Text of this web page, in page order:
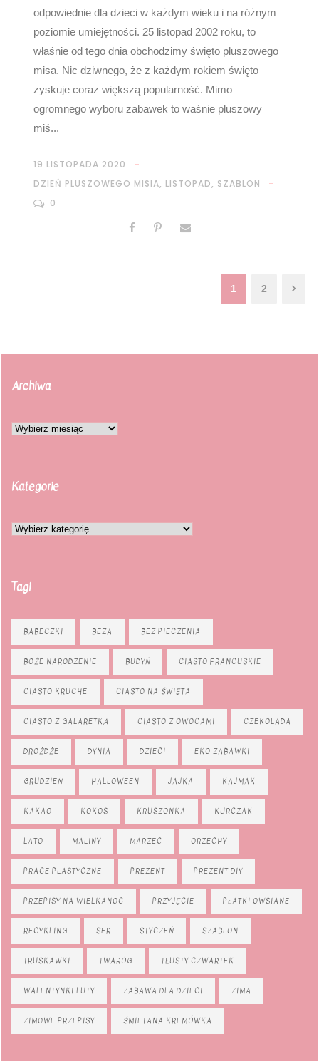
odpowiednie dla dzieci w każdym wieku i na różnym
poziomie umiejętności. 25 listopad 2002 roku, to
właśnie od tego dnia obchodzimy święto pluszowego
misa. Nic dziwnego, że z każdym rokiem święto
zyskuje coraz większą popularność. Mimo
ogromnego wyboru zabawek to waśnie pluszowy
miś...
19 LISTOPADA 2020
DZIEŃ PLUSZOWEGO MISIA, LISTOPAD, SZABLON
0
1 2
Archiwa
Kategorie
Tagi
BABECZKI BEZA BEZ PIECZENIA
BOŻE NARODZENIE BUDYŃ CIASTO FRANCUSKIE
CIASTO KRUCHE CIASTO NA ŚWIĘTA
CIASTO Z GALARETKĄ CIASTO Z OWOCAMI CZEKOLADA
DROŻDŻE DYNIA DZIECI EKO ZABAWKI
GRUDZIEŃ HALLOWEEN JAJKA KAJMAK
KAKAO KOKOS KRUSZONKA KURCZAK
LATO MALINY MARZEC ORZECHY
PRACE PLASTYCZNE PREZENT PREZENT DIY
PRZEPISY NA WIELKANOC PRZYJĘCIE PŁATKI OWSIANE
RECYKLING SER STYCZEŃ SZABLON
TRUSKAWKI TWARÓG TŁUSTY CZWARTEK
WALENTYNKI LUTY ZABAWA DLA DZIECI ZIMA
ZIMOWE PRZEPISY ŚMIETANA KREMÓWKA